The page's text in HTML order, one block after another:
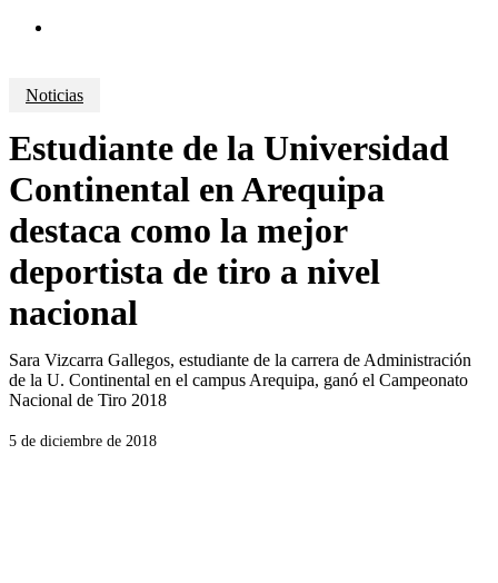
Noticias
Estudiante de la Universidad
Continental en Arequipa
destaca como la mejor
deportista de tiro a nivel
nacional
Sara Vizcarra Gallegos, estudiante de la carrera de Administración
de la U. Continental en el campus Arequipa, ganó el Campeonato
Nacional de Tiro 2018
5 de diciembre de 2018